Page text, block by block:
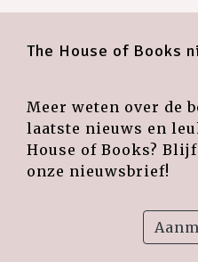
The House of Books
Meer weten over de
laatste nieuws en
House of Books?
onze nieuwsbrief!